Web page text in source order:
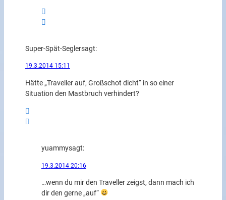
Super-Spät-Seglersagt:
19.3.2014 15:11
Hätte „Traveller auf, Großschot dicht“ in so einer
Situation den Mastbruch verhindert?
yuammysagt:
19.3.2014 20:16
…wenn du mir den Traveller zeigst, dann mach ich
dir den gerne „auf“